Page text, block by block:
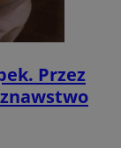
Przez